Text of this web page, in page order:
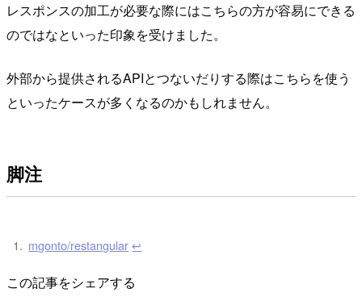
レスポンスの加工が必要な際にはこちらの方が容易にできる
のではなといった印象を受けました。
外部から提供されるAPIとつないだりする際はこちらを使う
といったケースが多くなるのかもしれません。
脚注
mgonto/restangular ↩
この記事をシェアする